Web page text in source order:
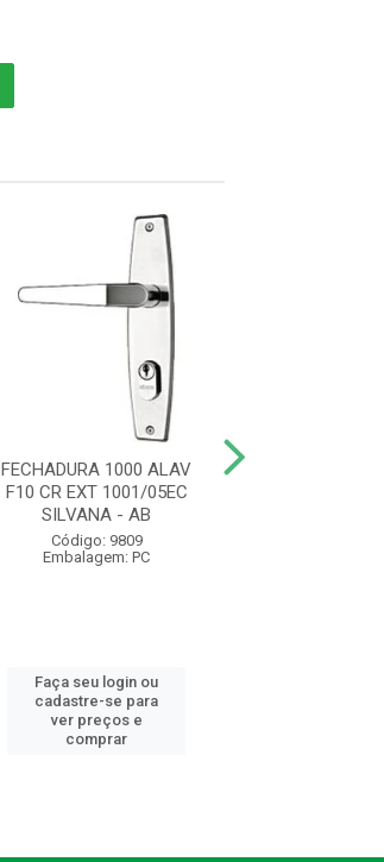
FECHADURA 1000 ALAV
F10 CR EXT 1001/05EC
SILVANA - AB
Código: 9809
Embalagem: PC
Faça seu login ou
cadastre-se para
ver preços e
comprar